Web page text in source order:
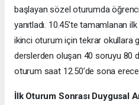
başlayan sözel oturumda
yanıtladı. 10.45’te tamamlanan
ikinci oturum için tekrar okullara
derslerden oluşan 40 soruyu 80
oturum saat 12.50’de sona
İlk Oturum Sonrası Duygusal